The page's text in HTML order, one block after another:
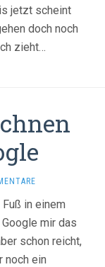
jetzt scheint
doch noch
zieht…
in einem
mir das
schon reicht,
noch ein